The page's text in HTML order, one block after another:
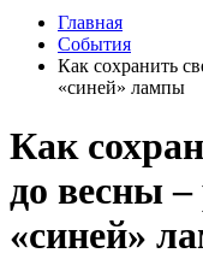
Главная
События
Как сохранить
«синей» лампы
Как
до весны –
«синей»